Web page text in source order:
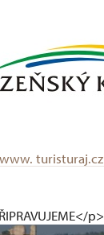
www. turisturaj.cz
p>